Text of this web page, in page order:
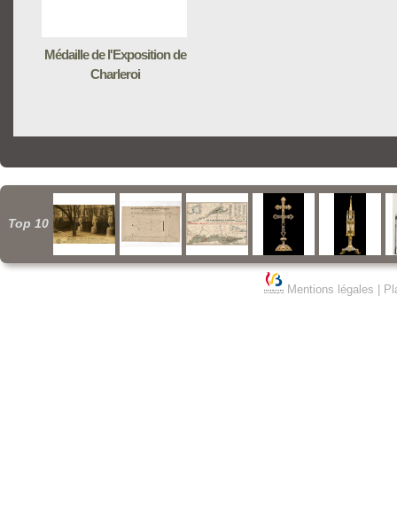
Médaille de l'Exposition de
Charleroi
Top 10
Mentions légales